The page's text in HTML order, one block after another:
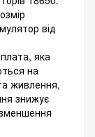
від
яка
на
живлення,
знижує